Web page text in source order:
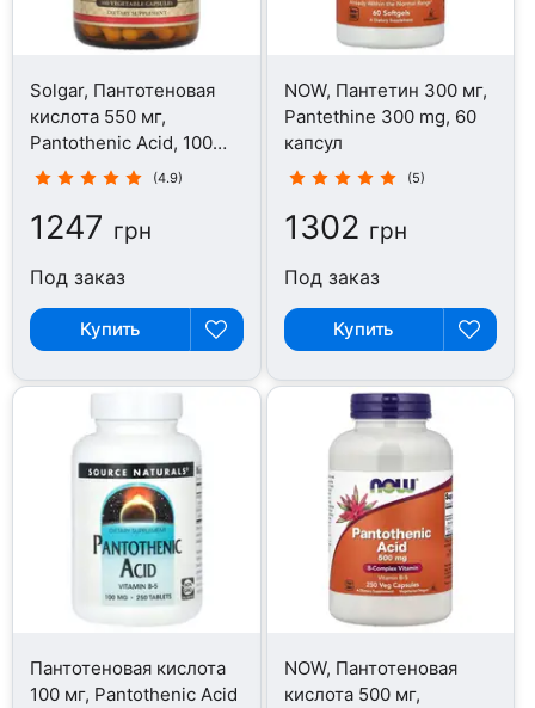
Solgar, Пантотеновая
кислота 550 мг,
Pantothenic Acid, 100
капсул
(4.9)
1247 грн
Под заказ
Купить
NOW, Пантетин 300 мг,
Pantethine 300 mg, 60
капсул
(5)
1302 грн
Под заказ
Купить
Пантотеновая кислота
100 мг, Pantothenic Acid
NOW, Пантотеновая
кислота 500 мг,